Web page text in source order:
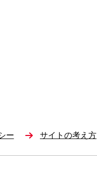
ー サイトの考え方